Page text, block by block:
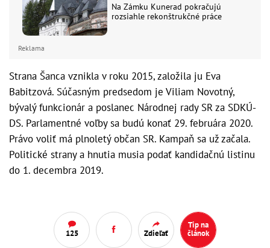
Na Zámku Kunerad pokračujú
rozsiahle rekonštrukčné práce
Reklama
Strana Šanca vznikla v roku 2015, založila ju Eva
Babitzová. Súčasným predsedom je Viliam Novotný,
bývalý funkcionár a poslanec Národnej rady SR za SDKÚ-
DS. Parlamentné voľby sa budú konať 29. februára 2020.
Právo voliť má plnoletý občan SR. Kampaň sa už začala.
Politické strany a hnutia musia podať kandidačnú listinu
do 1. decembra 2019.
125 Zdieľať
Tip na
článok